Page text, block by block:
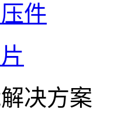
件
决方案